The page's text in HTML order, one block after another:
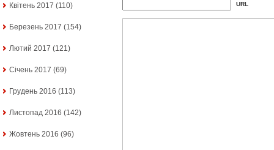
Квітень 2017 (110)
Березень 2017 (154)
Лютий 2017 (121)
Січень 2017 (69)
Грудень 2016 (113)
Листопад 2016 (142)
Жовтень 2016 (96)
URL